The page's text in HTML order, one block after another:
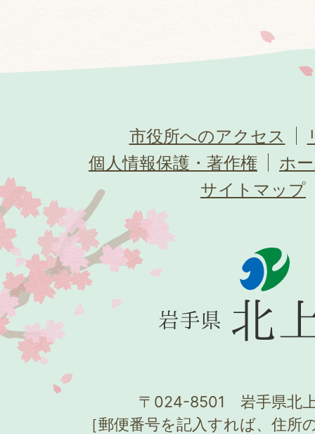
市役所へのアクセス
個人情報保護・著作権
ホ
サイトマップ
〒024-8501 岩手県北
［郵便番号を記入すれば、住所